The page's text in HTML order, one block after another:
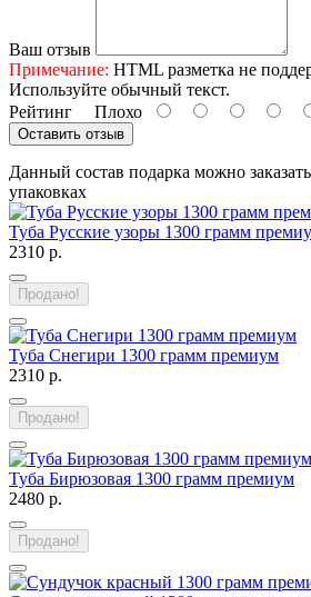
Ваш отзыв
Примечание: HTML разметка не
Используйте обычный текст.
Рейтинг Плохо
Оставить отзыв
Данный состав подарка можно
упаковках
Туба Русские узоры 1300 грамм
2310 р.
Продано!
Туба Снегири 1300 грамм премиум
2310 р.
Продано!
Туба Бирюзовая 1300 грамм премиум
2480 р.
Продано!